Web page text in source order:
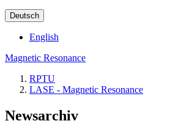
Deutsch
English
Magnetic Resonance
RPTU
LASE - Magnetic Resonance
Newsarchiv